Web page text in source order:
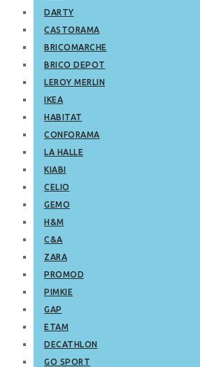
DARTY
CASTORAMA
BRICOMARCHE
BRICO DEPOT
LEROY MERLIN
IKEA
HABITAT
CONFORAMA
LA HALLE
KIABI
CELIO
GEMO
H&M
C&A
ZARA
PROMOD
PIMKIE
GAP
ETAM
DECATHLON
GO SPORT